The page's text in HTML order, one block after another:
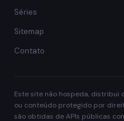
Séries
Sitemap
Contato
Este site não hospeda, distribui
ou conteúdo protegido por
são obtidas de APIs públicas